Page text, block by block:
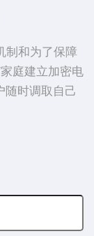
制和为了保障
庭建立加密电
随时调取自己